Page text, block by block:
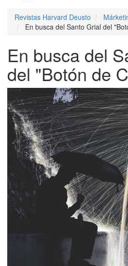
Revistas Harvard Deusto
En busca del Santo Grial del
En busca del
del "Botón de